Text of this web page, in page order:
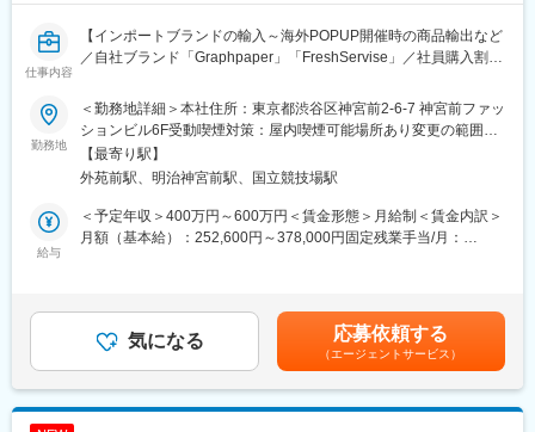
・AIサービスの企画立案
・AIサービスの運用と改善（利用者のFB回収）
ント 等
■組織構成：
・IT事業部：19名（部長、IT事業G、AI開発G）で構成
■当社の魅力：
◇安定性
人両方ご利用可能なオークションサービスを構築し国内外問わず
多くの顧客ニーズに合わせサービスを展開しております。
◇成長性
当社は国内だけではなくリユース業界のグローバルリーディング
仕事内容
【インポートブランドの輸入～海外POPUP開催時の商品輸出など
／自社ブランド「Graphpaper」「FreshServise」／社員購入割引
■採用背景：
当社は、Graphpaper・FreshServiceといったアパレルブランドの
運営を軸に、PRや空間デザインまで一貫して手掛けています。
近年はフランス・パリでのポップアップストア出店が増加してお
り、日本国内の店舗で扱うインポートブランドのバイイングも定
期的に行っています。
将来的には海外物流専任チーム創設も検討しています。
こうした海外取引の拡大を背景に、物流体制を強化するための採
勤務地
＜勤務地詳細＞本社住所：東京都渋谷区神宮前2-6-7 神宮前ファッ
ションビル6F受動喫煙対策：屋内喫煙可能場所あり変更の範囲：
会社の定める事業所
【最寄り駅】
外苑前駅、明治神宮前駅、国立競技場駅
給与
＜予定年収＞400万円～600万円＜賃金形態＞月給制＜賃金内訳＞
月額（基本給）：252,600円～378,000円固定残業手当/月：
予定年収はあくまでも目安の金額であり、選考を通じて上下する
可能性があります。賃金はあくまでも目安の金額であり、選考を
通じて上下する可能性があります。月給(月額)は固定手当を含めた
表記です。
気になる 応募依頼する
（エージェントサービス）